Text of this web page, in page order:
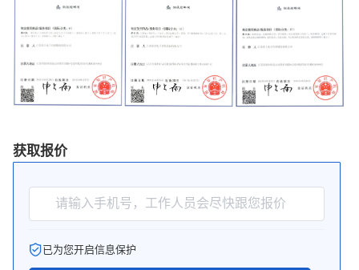
获取报价
请输入手机号，工作人员会尽快跟您报价
已为您开启信息保护